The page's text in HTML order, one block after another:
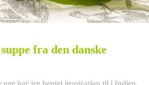
fra den danske
uge har jeg hentet inspiration til i Indien,